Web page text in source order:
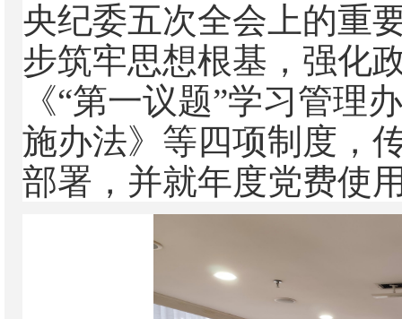
央纪委五次全会上的重
步筑牢思想根基，强化
《“第一议题”学习管理
施办法》等四项制度，
部署，并就年度党费使